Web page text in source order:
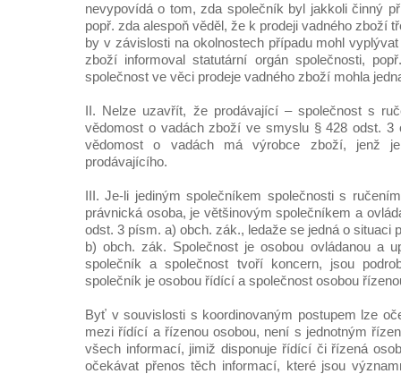
nevypovídá o tom, zda společník byl jakkoli činný
popř. zda alespoň věděl, že k prodeji vadného zboží
by v závislosti na okolnostech případu mohl
zboží informoval statutární orgán společnosti,
společnost ve věci prodeje vadného zboží mohla
II. Nelze uzavřít, že prodávající – společnost s
vědomost o vadách zboží ve smyslu § 428 odst. 3
vědomost o vadách má výrobce zboží, jenž je
prodávajícího.
III. Je-li jediným společníkem společnosti s
právnická osoba, je většinovým společníkem a
odst. 3 písm. a) obch. zák., ledaže se jedná o situaci
b) obch. zák. Společnost je osobou ovládanou a
společník a společnost tvoří koncern, jsou
společník je osobou řídící a společnost osobou
Byť v souvislosti s koordinovaným postupem lze
mezi řídící a řízenou osobou, není s jednotným
všech informací, jimiž disponuje řídící či řízená
očekávat přenos těch informací, které jsou